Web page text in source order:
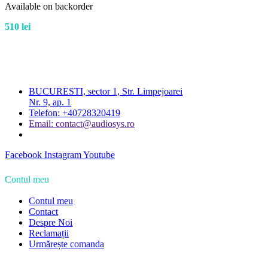
Available on backorder
510 lei
BUCURESTI, sector 1, Str. Limpejoarei
Nr. 9, ap. 1
Telefon: +40728320419
Email: contact@audiosys.ro
Facebook InstagramYoutube
Contul meu
Contul meu
Contact
Despre Noi
Reclamații
Urmărește comanda